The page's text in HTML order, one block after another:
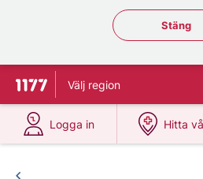
Stäng
Stäng
To start page for 1177
Välj region
Logga in
at 1177.se
Hitta
at